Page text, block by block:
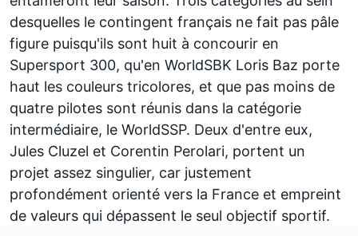
desquelles le contingent français ne fait pas pâle
figure puisqu'ils sont huit à concourir en
Supersport 300, qu'en WorldSBK Loris Baz porte
haut les couleurs tricolores, et que pas moins de
quatre pilotes sont réunis dans la catégorie
intermédiaire, le WorldSSP. Deux d'entre eux,
Jules Cluzel et Corentin Perolari, portent un
projet assez singulier, car justement
profondément orienté vers la France et empreint
de valeurs qui dépassent le seul objectif sportif.